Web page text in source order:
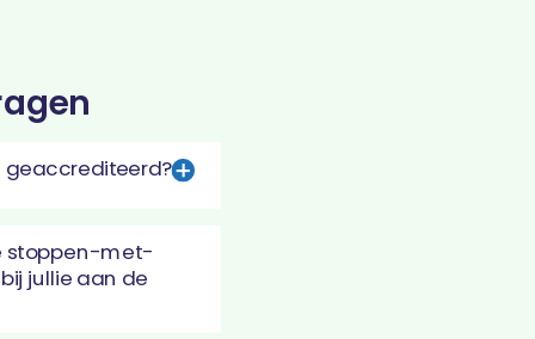
geaccrediteerd?
stoppen-met-
jullie aan de